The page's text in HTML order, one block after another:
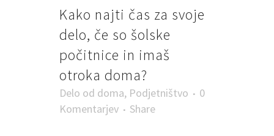
Kako najti čas za svoje
delo, če so šolske
počitnice in imaš
otroka doma?
Delo od doma, Podjetništvo
0
Komentarjev
Share